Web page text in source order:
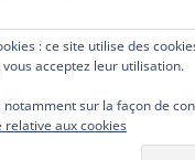
: ce site utilise des
acceptez leur utilisation.
notamment sur la façon de
relative aux cookies